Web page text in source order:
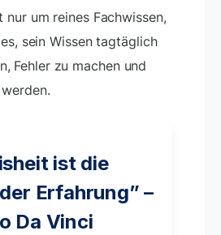
nur um reines Fachwissen,
sein Wissen tagtäglich
Fehler zu machen und
ist die
Erfahrung” –
Da Vinci